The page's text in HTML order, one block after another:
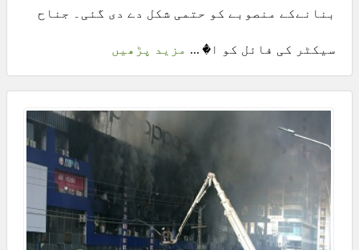
بنانےکے منصوبے کو حتمی شکل دے دی گئی۔ جناح
سیکٹر کی فائل کو ا� ... مزید پڑھیں